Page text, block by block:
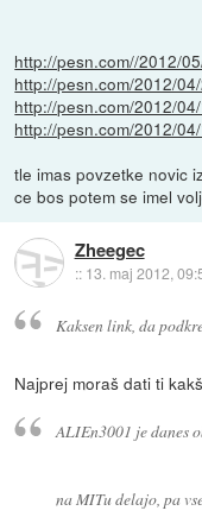
http://pesn.com//2012/
http://pesn.com/2012/
http://pesn.com/2012/
http://pesn.com/2012/
tle imas povzetke novic
ce bos potem se imel
Zheegec
:: 13. maj 2012,
Kaksen link, da
Najprej moraš dati ti
ALIEn3001 je danes
na MITu delajo, pa